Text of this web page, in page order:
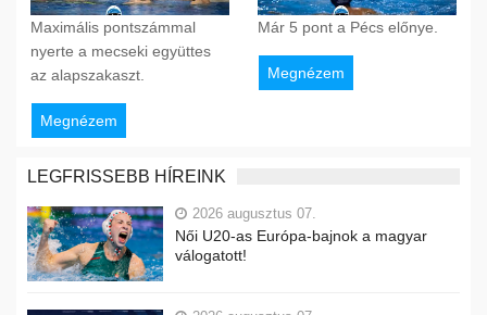
Maximális pontszámmal
nyerte a mecseki együttes
az alapszakaszt.
Megnézem
Már 5 pont a Pécs előnye.
Megnézem
LEGFRISSEBB HÍREINK
2026 augusztus 07.
Női U20-as Európa-bajnok a magyar
válogatott!